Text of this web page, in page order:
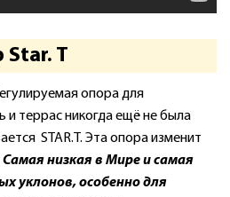
Star. T
опора для
и террас никогда ещё не была
STAR.T. Эта опора изменит
Самая низкая в Мире и самая
уклонов, особенно для